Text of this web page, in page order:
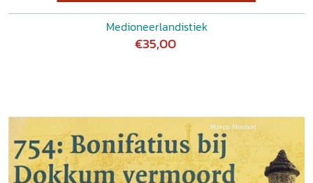
Medioneerlandistiek
€35,00